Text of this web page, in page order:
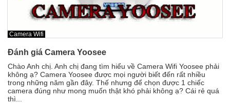
Camera Wifi
Đánh giá Camera Yoosee
Chào Anh chị. Anh chị đang tìm hiểu về Camera Wifi Yoosee phải
không ạ? Camera Yoosee được mọi người biết đến rất nhiều
trong những năm gần đây. Thế nhưng để chọn được 1 chiếc
camera đúng như mong muốn thật khó phải không ạ? Cái rẻ quá
thì...